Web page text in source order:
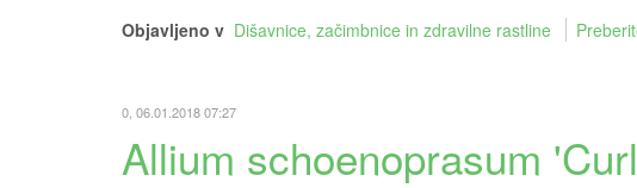
Objavljeno v Dišavnice, začimbnice in zdravilne rastline
0, 06.01.2018 07:27
Allium schoenoprasum